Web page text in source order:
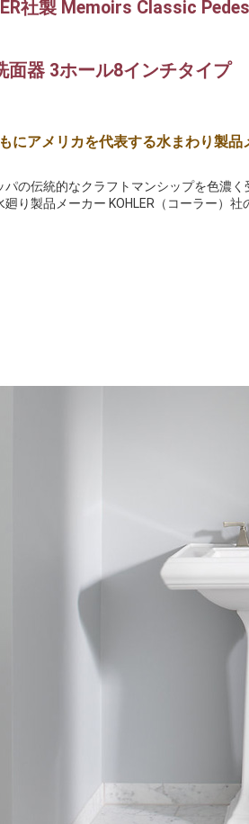
社製 Memoirs Classic
面器 3ホール8インチタイプ
にアメリカを代表する水まわり製
パの伝統的なクラフトマンシップを色濃
廻り製品メーカー KOHLER（コーラー）社